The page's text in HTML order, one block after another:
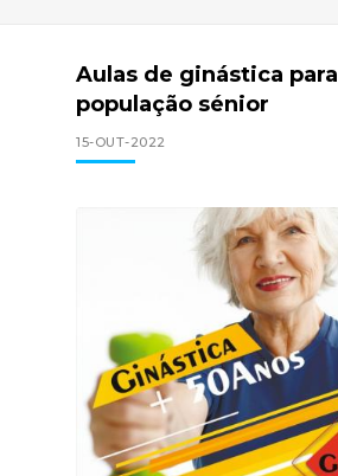
Aulas de ginástica
população sénior
15-OUT-2022